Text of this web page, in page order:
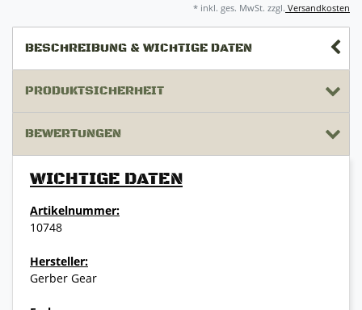
* inkl. ges. MwSt. zzgl. Versandkosten
BESCHREIBUNG & WICHTIGE DATEN
PRODUKTSICHERHEIT
BEWERTUNGEN
WICHTIGE DATEN
Artikelnummer:
10748
Hersteller:
Gerber Gear